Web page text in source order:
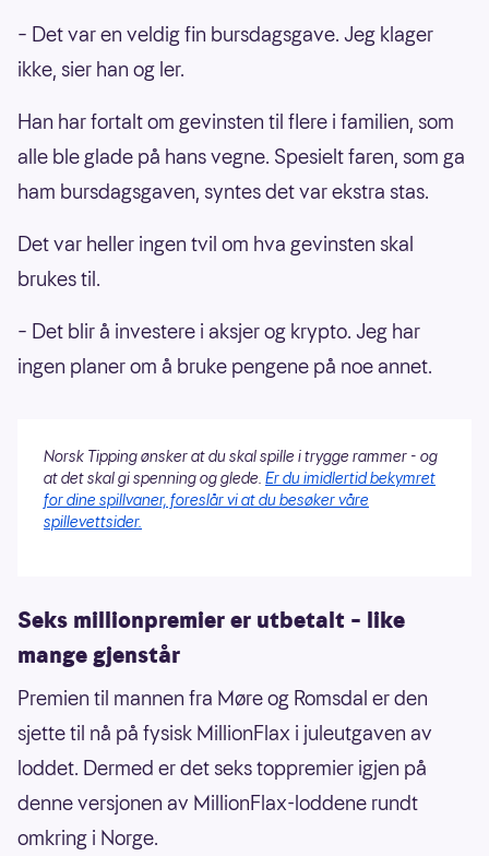
– Det var en veldig fin bursdagsgave. Jeg klager
ikke, sier han og ler.
Han har fortalt om gevinsten til flere i familien, som
alle ble glade på hans vegne. Spesielt faren, som ga
ham bursdagsgaven, syntes det var ekstra stas.
Det var heller ingen tvil om hva gevinsten skal
brukes til.
– Det blir å investere i aksjer og krypto. Jeg har
ingen planer om å bruke pengene på noe annet.
Norsk Tipping ønsker at du skal spille i trygge rammer - og
at det skal gi spenning og glede. Er du imidlertid bekymret
for dine spillvaner, foreslår vi at du besøker våre
spillevettsider.
Seks millionpremier er utbetalt – like
mange gjenstår
Premien til mannen fra Møre og Romsdal er den
sjette til nå på fysisk MillionFlax i juleutgaven av
loddet. Dermed er det seks toppremier igjen på
denne versjonen av MillionFlax-loddene rundt
omkring i Norge.